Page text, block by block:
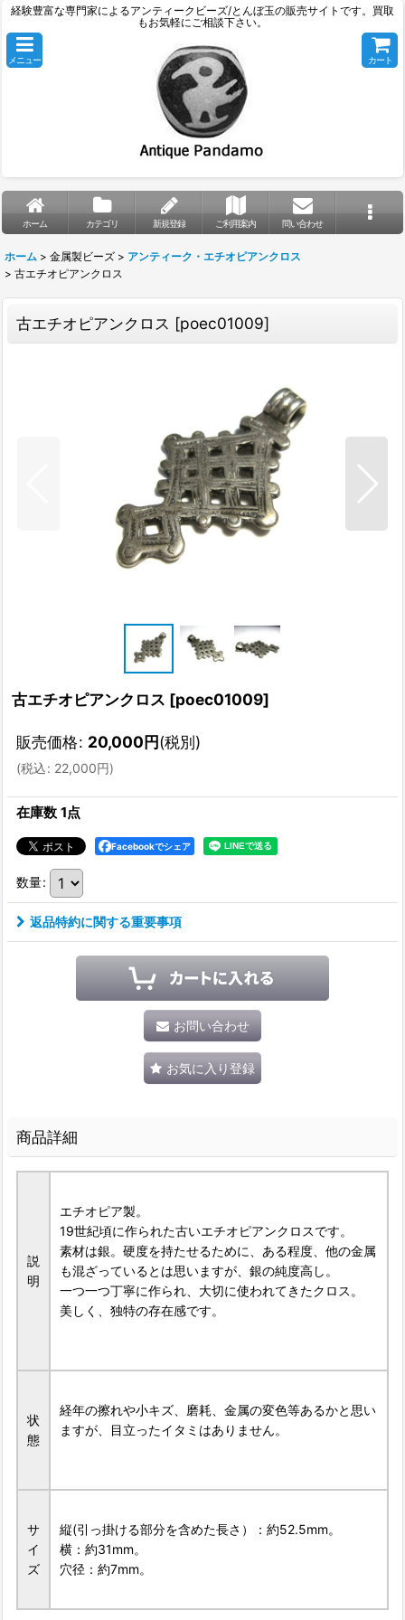
経験豊富な専門家によるアンティークビーズ/とんぼ玉の販売サイトです。買取
もお気軽にご相談下さい。
メニュー カート
ホーム カテゴリ 新規登録 ご利用案内 問い合わせ
ホーム > 金属製ビーズ > アンティーク・エチオピアンクロス
> 古エチオピアンクロス
古エチオピアンクロス [poec01009]
古エチオピアンクロス [poec01009]
販売価格: 20,000円(税別)
(税込: 22,000円)
在庫数 1点
Facebookでシェア
数量:
返品特約に関する重要事項
お問い合わせ
お気に入り登録
商品詳細
説
明
エチオピア製。
19世紀頃に作られた古いエチオピアンクロスです。
素材は銀。硬度を持たせるために、ある程度、他の金属
も混ざっているとは思いますが、銀の純度高し。
一つ一つ丁寧に作られ、大切に使われてきたクロス。
美しく、独特の存在感です。
状
態
経年の擦れや小キズ、磨耗、金属の変色等あるかと思い
ますが、目立ったイタミはありません。
サ
イ
ズ
縦(引っ掛ける部分を含めた長さ）：約52.5mm。
横：約31mm。
穴径：約7mm。